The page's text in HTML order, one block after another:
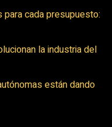
cada presupuesto:
la industria del
están dando